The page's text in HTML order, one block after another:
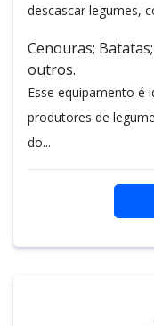
descascar legumes,
Cenouras;
outros.
Esse equipamento é
produtores de
do...